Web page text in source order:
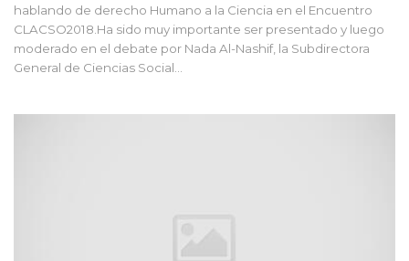
hablando de derecho Humano a la Ciencia en el Encuentro
CLACSO2018.Ha sido muy importante ser presentado y luego
moderado en el debate por Nada Al-Nashif, la Subdirectora
General de Ciencias Social...